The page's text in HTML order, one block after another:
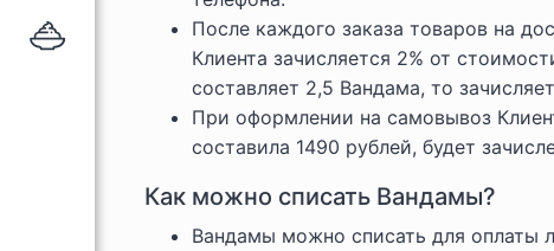
После каждого заказа товаров на
Клиента зачисляется 2% от
составляет 2,5 Вандама, то
При оформлении на самовывоз
составила 1490 рублей, будет
Как можно списать Вандамы?
Вандамы можно списать для оплаты